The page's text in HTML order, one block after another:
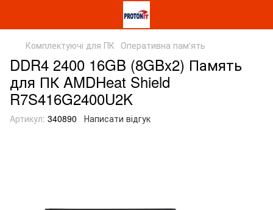
Комплектуючі для ПК Оперативна пам'ять
DDR4 2400 16GB (8GBx2) Память
для ПК AMDHeat Shield
R7S416G2400U2K
Артикул: 340890 Написати відгук